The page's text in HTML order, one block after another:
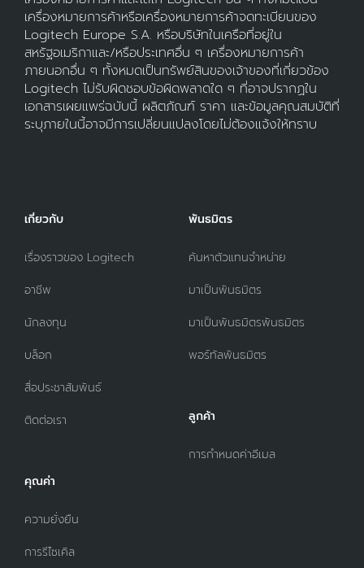
เครื่องหมายการค้าหรือเครื่องหมายการค้าจดทะเบียนของ
Logitech Europe S.A. หรือบริษัทในเครือที่อยู่ใน
สหรัฐอเมริกาและ/หรือประเทศอื่น ๆ เครื่องหมายการค้า
ภายนอกอื่น ๆ ทั้งหมดเป็นทรัพย์สินของเจ้าของที่เกี่ยวข้อง
Logitech ไม่รับผิดชอบข้อผิดพลาดใด ๆ ที่อาจปรากฏใน
เอกสารเผยแพร่ฉบับนี้ ผลิตภัณฑ์ ราคา และข้อมูลคุณสมบัติที่
ระบุภายในนี้อาจมีการเปลี่ยนแปลงโดยไม่ต้องแจ้งให้ทราบ
เกี่ยวกับ
เรื่องราวของ Logitech
อาชีพ
นักลงทุน
บล็อก
สื่อประชาสัมพันธ์
ติดต่อเรา
คุณค่า
ความยั่งยืน
การรีไซเคิล
พันธมิตร
ค้นหาตัวแทนจำหน่าย
มาเป็นพันธมิตร
มาเป็นพันธมิตรพันธมิตร
พอร์ทัลพันธมิตร
ลูกค้า
การกำหนดค่าอีเมล